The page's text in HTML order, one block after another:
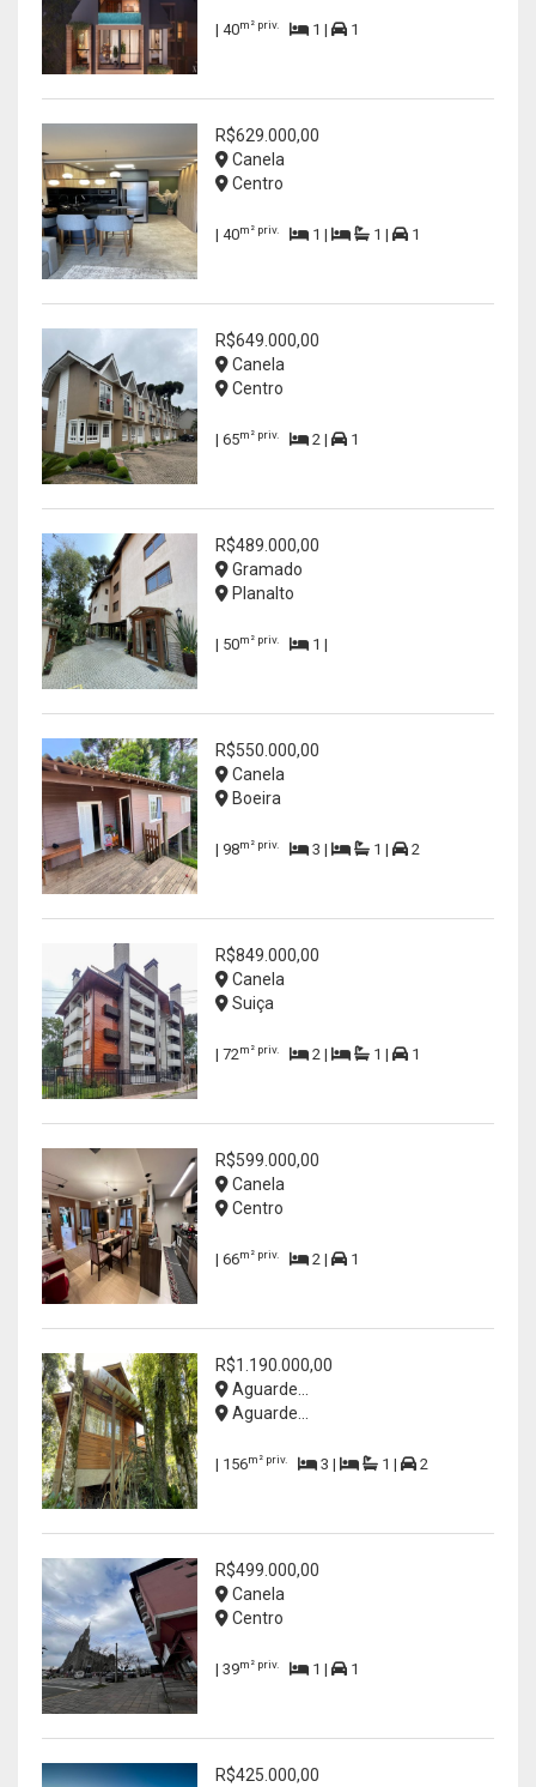
| 40m² priv. 1 | 1
R$629.000,00
Canela
Centro
| 40m² priv. 1 | 1 | 1
R$649.000,00
Canela
Centro
| 65m² priv. 2 | 1
R$489.000,00
Gramado
Planalto
| 50m² priv. 1 |
R$550.000,00
Canela
Boeira
| 98m² priv. 3 | 1 | 2
R$849.000,00
Canela
Suiça
| 72m² priv. 2 | 1 | 1
R$599.000,00
Canela
Centro
| 66m² priv. 2 | 1
R$1.190.000,00
Aguarde...
Aguarde...
| 156m² priv. 3 | 1 | 2
R$499.000,00
Canela
Centro
| 39m² priv. 1 | 1
R$425.000,00